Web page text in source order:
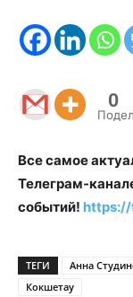
0
Все самое
Телеграм-
событий! https://
ТЕГИ Анна
Кокшетау